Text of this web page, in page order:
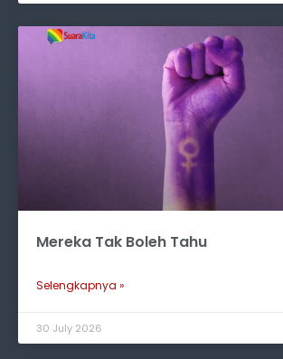
Mereka Tak Boleh Tahu
Selengkapnya »
30 July 2026